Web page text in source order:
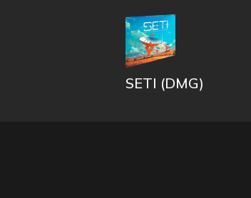
SETI (DMG)